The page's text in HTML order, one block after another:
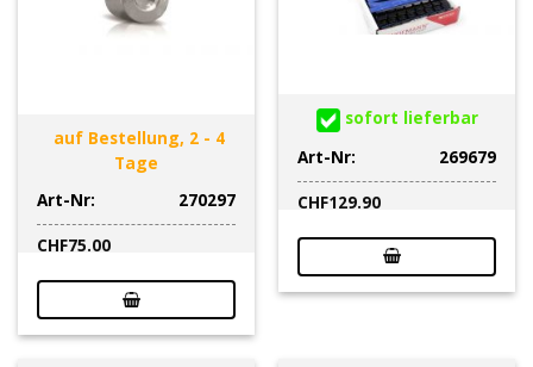
auf Bestellung, 2 - 4
Tage
Art-Nr:
270297
CHF75.00
sofort lieferbar
Art-Nr:
269679
CHF129.90